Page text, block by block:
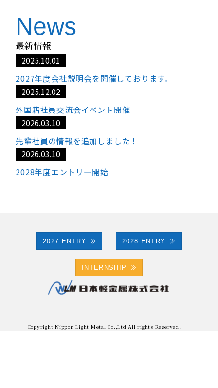
News
最新情報
2025.10.01
2027年度会社説明会を開催しております。
2025.12.02
外国籍社員交流会イベント開催
2026.03.10
先輩社員の情報を追加しました！
2026.03.10
2028年度エントリー開始
2027 ENTRY 2028 ENTRY
INTERNSHIP
Copyright Nippon Light Metal Co.,Ltd All rights Reserved.